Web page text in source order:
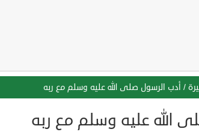
/ أدب الرسول صلى الله عليه وسلم مع ربه
الله عليه وسلم مع ربه